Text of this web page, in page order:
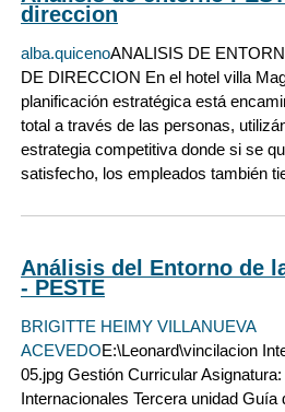
direccion
alba.quicenoANALISIS DE
DE DIRECCION En el hotel villa
planificación estratégica está
total a través de las personas,
estrategia competitiva donde si se
satisfecho, los empleados también
Análisis del Entorno de
- PESTE
BRIGITTE HEIMY VILLANUEVA
ACEVEDOE:\Leonard\vincilacion
05.jpg Gestión Curricular
Internacionales Tercera unidad Guía